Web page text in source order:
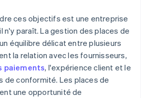
ces objectifs est une entreprise
n'y paraît. La gestion des places de
équilibre délicat entre plusieurs
la relation avec les fournisseurs,
paiements, l'expérience client et le
de conformité. Les places de
une opportunité de